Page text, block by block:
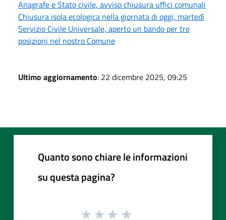
Anagrafe e Stato civile, avviso chiusura uffici comunali
Chiusura isola ecologica nella giornata di oggi, martedì
Servizio Civile Universale, aperto un bando per tre
posizioni nel nostro Comune
Ultimo aggiornamento: 22 dicembre 2025, 09:25
Quanto sono chiare le informazioni
su questa pagina?